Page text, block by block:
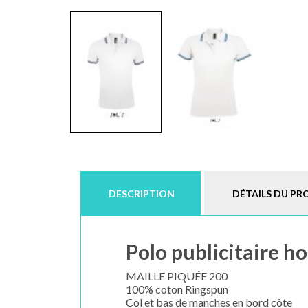
DESCRIPTION DÉTAILS DU
Polo publicitaire
MAILLE PIQUÉE 200
100% coton Ringspun
Col et bas de manches en bord côte